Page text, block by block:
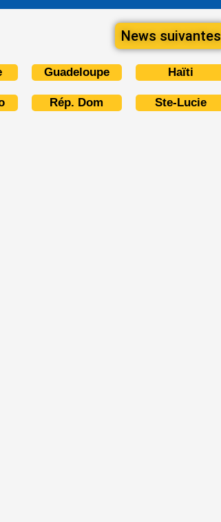
News suivantes
Guadeloupe Haïti
Rép. Dom Ste-Lucie